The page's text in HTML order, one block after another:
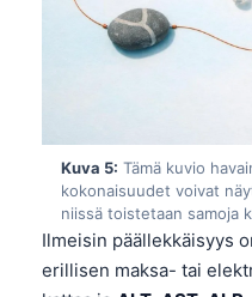
Kuva 5: Tämä kuvio
kokonaisuudet voivat
niissä toistetaan samoja
Ilmeisin päällekkäisyys
erillisen maksa- tai